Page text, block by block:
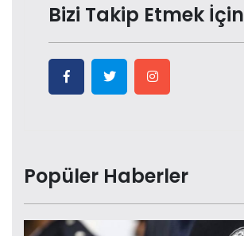
Bizi Takip Etmek İçin
Popüler Haberler